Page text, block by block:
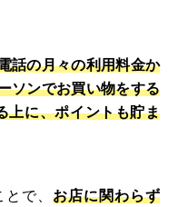
話の月々の利用料金か
ソンでお買い物をする
上に、ポイントも貯ま
で、 お店に関わらず